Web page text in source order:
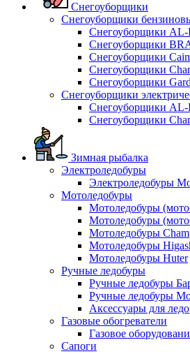
Снегоуборщики
Снегоуборщики
Снегоуборщики
Снегоуборщики
Снегоуборщики
Снегоуборщики
Снегоуборщики
Снегоуборщики
Снегоуборщики
Снегоуборщики
Зимная рыбалка
Электроледобуры
Электроледобуры
Мотоледобуры
Мотоледобуры
Мотоледобуры
Мотоледобуры
Мотоледобуры
Мотоледобуры Huter
Ручные ледобуры
Ручные ледобуры
Ручные ледобуры
Аксессуары для
Газовые обогреватели
Газовое
Сапоги